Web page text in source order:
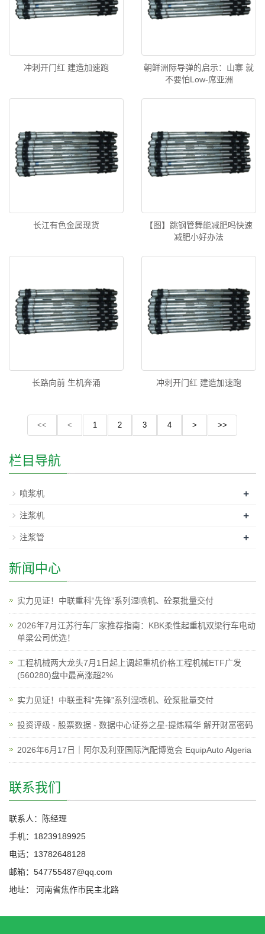
冲刺开门红 建造加速跑
朝鲜洲际导弹的启示：山寨 就
不要怕Low-席亚洲
长江有色金属现货
【图】跳钢管舞能减肥吗快速
减肥小好办法
长路向前 生机奔涌 冲刺开门红 建造加速跑
<< < 1 2 3 4 > >>
栏目导航
喷浆机 +
注浆机 +
注浆管 +
新闻中心
实力见证！中联重科“先锋”系列湿喷机、砼泵批量交付
2026年7月江苏行车厂家推荐指南：KBK柔性起重机双梁行车电动
单梁公司优选！
工程机械两大龙头7月1日起上调起重机价格工程机械ETF广发
(560280)盘中最高涨超2%
实力见证！中联重科“先锋”系列湿喷机、砼泵批量交付
投资评级 - 股票数据 - 数据中心证券之星-提炼精华 解开财富密码
2026年6月17日｜阿尔及利亚国际汽配博览会 EquipAuto Algeria
联系我们
联系人：陈经理
手机：18239189925
电话：13782648128
邮箱：547755487@qq.com
地址： 河南省焦作市民主北路